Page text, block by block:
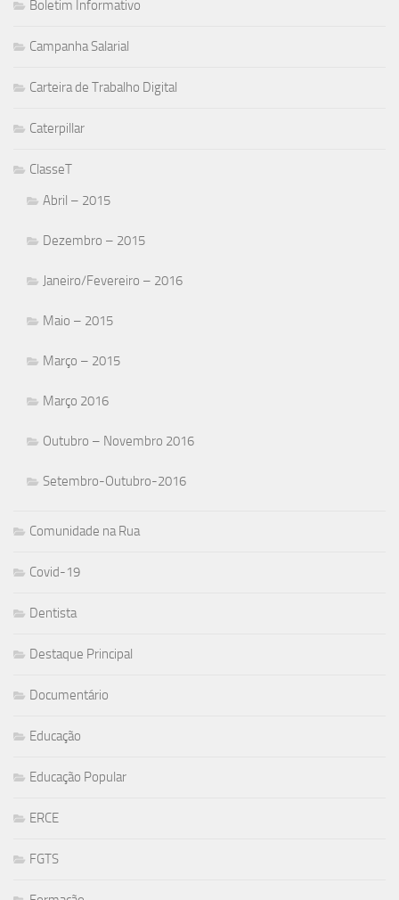
Boletim Informativo
Campanha Salarial
Carteira de Trabalho Digital
Caterpillar
ClasseT
Abril – 2015
Dezembro – 2015
Janeiro/Fevereiro – 2016
Maio – 2015
Março – 2015
Março 2016
Outubro – Novembro 2016
Setembro-Outubro-2016
Comunidade na Rua
Covid-19
Dentista
Destaque Principal
Documentário
Educação
Educação Popular
ERCE
FGTS